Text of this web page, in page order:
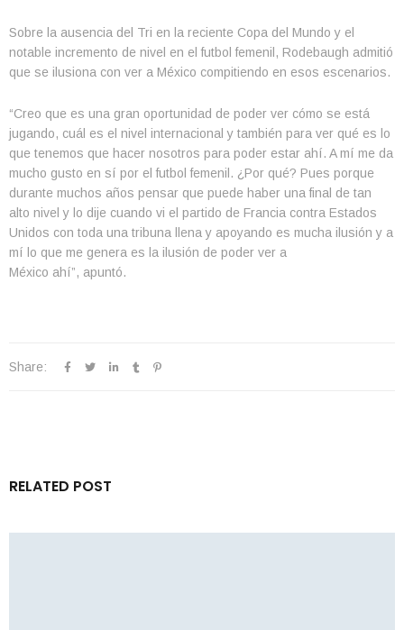
Sobre la ausencia del Tri en la reciente Copa del Mundo y el
notable incremento de nivel en el futbol femenil, Rodebaugh admitió
que se ilusiona con ver a México compitiendo en esos escenarios.
“Creo que es una gran oportunidad de poder ver cómo se está
jugando, cuál es el nivel internacional y también para ver qué es lo
que tenemos que hacer nosotros para poder estar ahí. A mí me da
mucho gusto en sí por el futbol femenil. ¿Por qué? Pues porque
durante muchos años pensar que puede haber una final de tan
alto nivel y lo dije cuando vi el partido de Francia contra Estados
Unidos con toda una tribuna llena y apoyando es mucha ilusión y a
mí lo que me genera es la ilusión de poder ver a
México ahí”, apuntó.
Share:
RELATED POST